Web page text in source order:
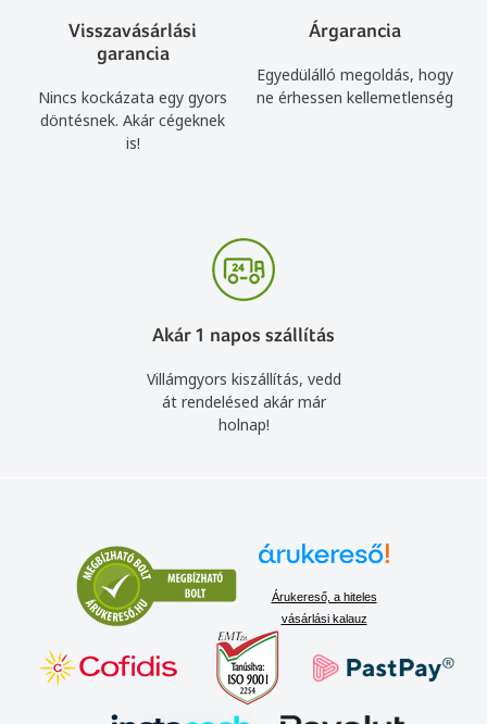
Visszavásárlási
garancia
Nincs kockázata egy gyors
döntésnek. Akár cégeknek
is!
Árgarancia
Egyedülálló megoldás, hogy
ne érhessen kellemetlenség
Akár 1 napos szállítás
Villámgyors kiszállítás, vedd
át rendelésed akár már
holnap!
Árukereső, a hiteles
vásárlási kalauz